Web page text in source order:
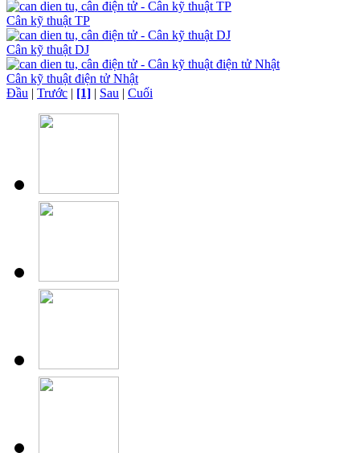
Cân kỹ thuật TP
Cân kỹ thuật DJ
Cân kỹ thuật điện tử Nhật
Đầu | Trước | [1] | Sau | Cuối